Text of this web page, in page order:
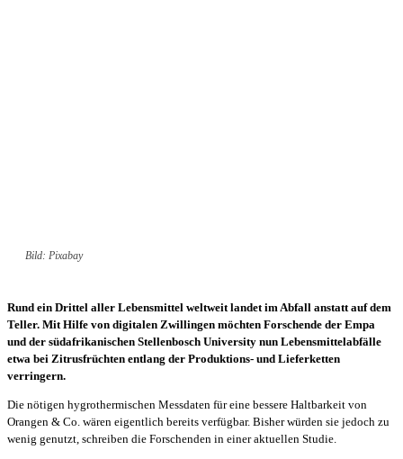
Bild: Pixabay
Rund ein Drittel aller Lebensmittel weltweit landet im Abfall anstatt auf dem
Teller. Mit Hilfe von digitalen Zwillingen möchten Forschende der Empa
und der südafrikanischen Stellenbosch University nun Lebensmittelabfälle
etwa bei Zitrusfrüchten entlang der Produktions- und Lieferketten
verringern.
Die nötigen hygrothermischen Messdaten für eine bessere Haltbarkeit von
Orangen & Co. wären eigentlich bereits verfügbar. Bisher würden sie jedoch zu
wenig genutzt, schreiben die Forschenden in einer aktuellen Studie.